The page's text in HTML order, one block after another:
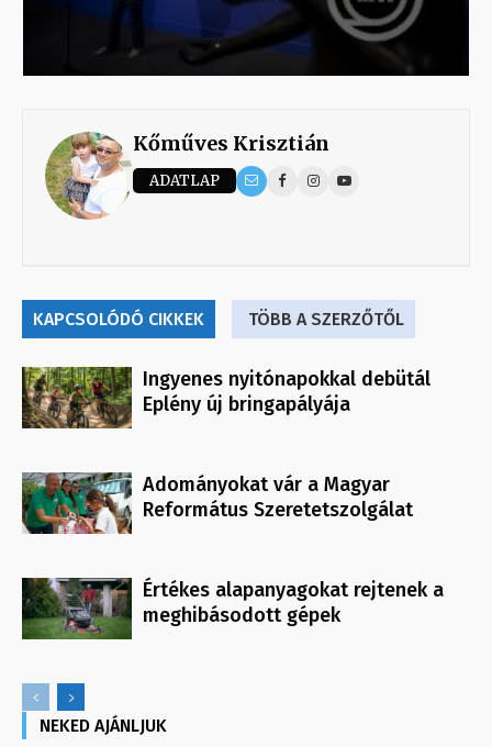
Kőműves Krisztián
ADATLAP
KAPCSOLÓDÓ CIKKEK TÖBB A SZERZŐTŐL
Ingyenes nyitónapokkal debütál
Eplény új bringapályája
Adományokat vár a Magyar
Református Szeretetszolgálat
Értékes alapanyagokat rejtenek a
meghibásodott gépek
NEKED AJÁNLJUK